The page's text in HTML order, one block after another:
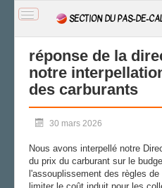
BASCULER
NAVIGATION
SECTION DU PAS-DE-
ACTION
ACTUALITÉ
FS SSCT
Action sociale
Archives
réponse de la
notre
des carburants
30 mars 2026
Nous avons interpellé notre
du prix du carburant sur le
l'assouplissement des règles